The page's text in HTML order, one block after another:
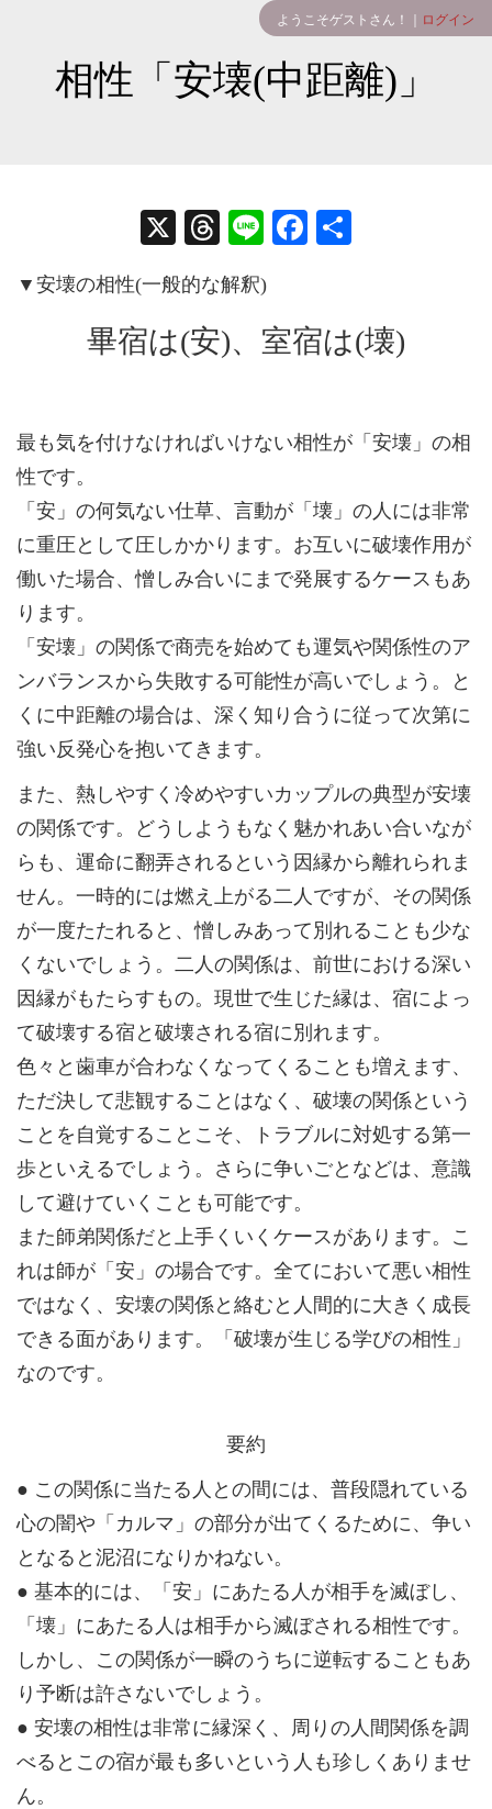
ようこそゲストさん！｜ ログイン
相性「安壊(中距離)」
X
T
ea
ds
Li
Fa
ok
▼安壊の相性(一般的な解釈)
畢宿は(安)、室宿は(壊)
最も気を付けなければいけない相性が「安壊」の相
性です。
「安」の何気ない仕草、言動が「壊」の人には非常
に重圧として圧しかかります。お互いに破壊作用が
働いた場合、憎しみ合いにまで発展するケースもあ
ります。
「安壊」の関係で商売を始めても運気や関係性のア
ンバランスから失敗する可能性が高いでしょう。と
くに中距離の場合は、深く知り合うに従って次第に
強い反発心を抱いてきます。
また、熱しやすく冷めやすいカップルの典型が安壊
の関係です。どうしようもなく魅かれあい合いなが
らも、運命に翻弄されるという因縁から離れられま
せん。一時的には燃え上がる二人ですが、その関係
が一度たたれると、憎しみあって別れることも少な
くないでしょう。二人の関係は、前世における深い
因縁がもたらすもの。現世で生じた縁は、宿によっ
て破壊する宿と破壊される宿に別れます。
色々と歯車が合わなくなってくることも増えます、
ただ決して悲観することはなく、破壊の関係という
ことを自覚することこそ、トラブルに対処する第一
歩といえるでしょう。さらに争いごとなどは、意識
して避けていくことも可能です。
また師弟関係だと上手くいくケースがあります。こ
れは師が「安」の場合です。全てにおいて悪い相性
ではなく、安壊の関係と絡むと人間的に大きく成長
できる面があります。「破壊が生じる学びの相性」
なのです。
要約
● この関係に当たる人との間には、普段隠れている
心の闇や「カルマ」の部分が出てくるために、争い
となると泥沼になりかねない。
● 基本的には、「安」にあたる人が相手を滅ぼし、
「壊」にあたる人は相手から滅ぼされる相性です。
しかし、この関係が一瞬のうちに逆転することもあ
り予断は許さないでしょう。
● 安壊の相性は非常に縁深く、周りの人間関係を調
べるとこの宿が最も多いという人も珍しくありませ
ん。